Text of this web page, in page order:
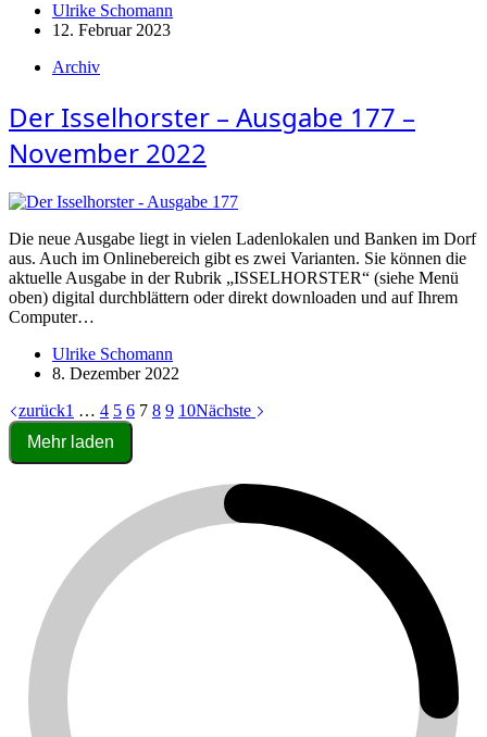
Ulrike Schomann
12. Februar 2023
Archiv
Der Isselhorster – Ausgabe 177 –
November 2022
Die neue Ausgabe liegt in vielen Ladenlokalen und Banken im Dorf
aus. Auch im Onlinebereich gibt es zwei Varianten. Sie können die
aktuelle Ausgabe in der Rubrik „ISSELHORSTER“ (siehe Menü
oben) digital durchblättern oder direkt downloaden und auf Ihrem
Computer…
Ulrike Schomann
8. Dezember 2022
zurück1 … 4 5 6 7 8 9 10Nächste
Mehr laden